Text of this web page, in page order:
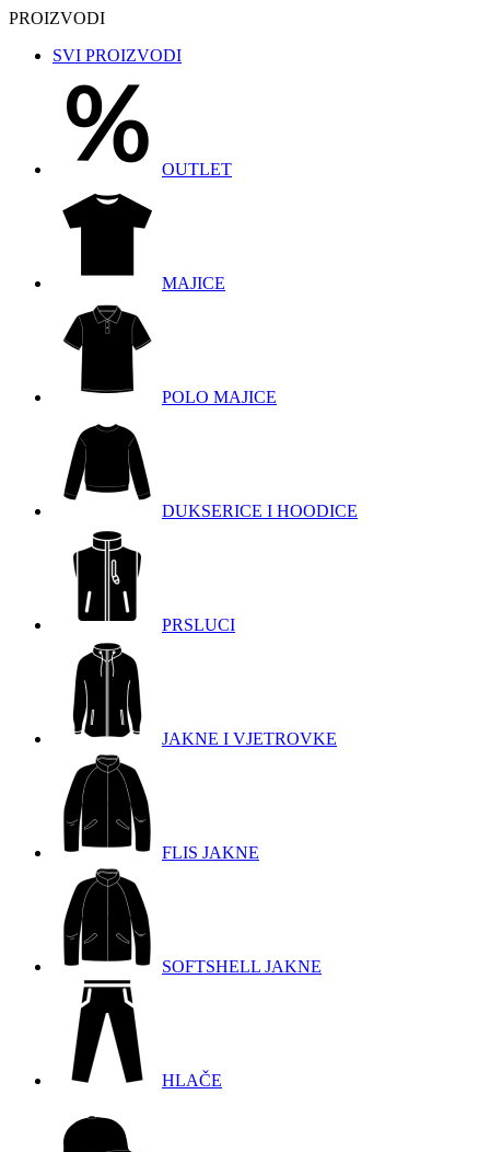
PROIZVODI
SVI PROIZVODI
OUTLET
MAJICE
POLO MAJICE
DUKSERICE I HOODICE
PRSLUCI
JAKNE I VJETROVKE
FLIS JAKNE
SOFTSHELL JAKNE
HLAČE